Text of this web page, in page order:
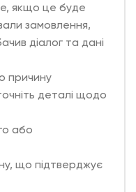
якщо це буде
замовлення,
діалог та дані
причину
деталі щодо
або
що підтверджує